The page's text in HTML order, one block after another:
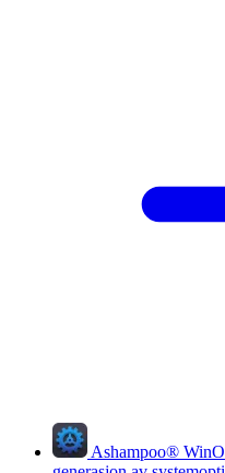
Ashampoo®